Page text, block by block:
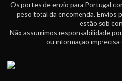
Os portes de envio para Portugal
peso total da encomenda. Envios
estão sob
Não assumimos responsabilidade
ou informação